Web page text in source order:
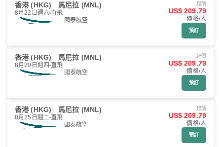
香港 (HKG) 馬尼拉 (MNL)
8月22日週六 直飛
國泰航空
起價
US$ 209.79
價格/人
預訂
香港 (HKG) 馬尼拉 (MNL)
8月20日週四 直飛
國泰航空
起價
US$ 209.79
價格/人
預訂
香港 (HKG) 馬尼拉 (MNL)
8月25日週二 直飛
國泰航空
起價
US$ 209.79
價格/人
預訂